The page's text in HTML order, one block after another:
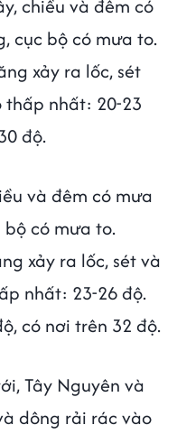
chiều và đêm có
cục bộ có mưa to.
xảy ra lốc, sét
nhất: 20-23
độ.
và đêm có mưa
có mưa to.
xảy ra lốc, sét và
nhất: 23-26 độ.
có nơi trên 32 độ.
Tây Nguyên và
dông rải rác vào